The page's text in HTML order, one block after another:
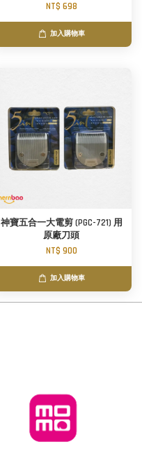
NT$ 698
加入購物車
神寶五合一大電剪 (PGC-721) 用
原廠刀頭
NT$ 900
加入購物車